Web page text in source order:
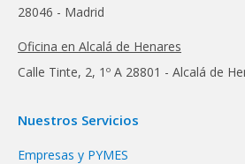
28046 - Madrid
Oficina en Alcalá de Henares
Calle Tinte, 2, 1º A 28801 - Alcalá de
Nuestros Servicios
Empresas y PYMES